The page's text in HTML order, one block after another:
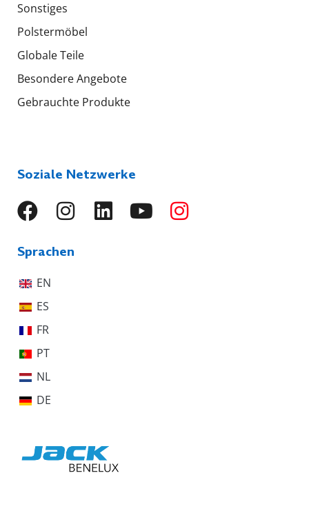
Sonstiges
Polstermöbel
Globale Teile
Besondere Angebote
Gebrauchte Produkte
Soziale Netzwerke
Sprachen
EN
ES
FR
PT
NL
DE